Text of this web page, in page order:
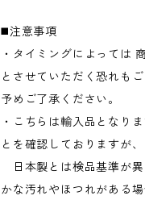
◼️注意事項
・タイミングによっては
とさせていただく恐れもご
予めご了承ください。
・こちらは輸入品となり
とを確認しておりますが、
日本製とは検品基準が
かな汚れやほつれがある場